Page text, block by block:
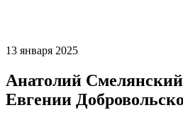
13 января 2025
Анатолий
Евгении